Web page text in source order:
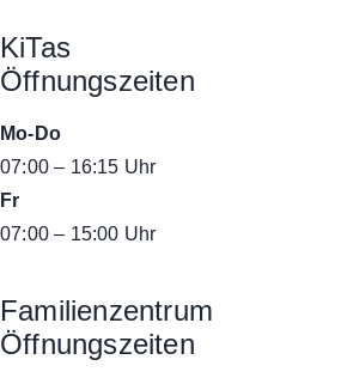
KiTas
Öffnungszeiten
Mo-Do
07:00 – 16:15 Uhr
Fr
07:00 – 15:00 Uhr
Familienzentrum
Öffnungszeiten